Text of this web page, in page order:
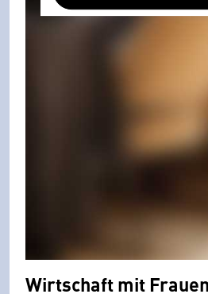
Wirtschaft mit